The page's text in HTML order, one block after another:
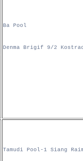
Ba Pool
Denma Brigif 9/2
Tamudi Pool-1 Siang